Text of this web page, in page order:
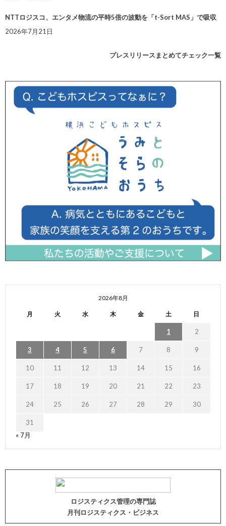
NTTロジスコ、エンタメ物流の平時5倍の波動を「t-Sort MAS」で吸収
2026年7月21日
プレスリリースまとめてチェック一覧
2026年8月
月 火 水 木 金 土 日
1 2
3 4 5 6 7 8 9
10 11 12 13 14 15 16
17 18 19 20 21 22 23
24 25 26 27 28 29 30
31
« 7月
ロジスティクス管理の専門誌
月刊ロジスティクス・ビジネス